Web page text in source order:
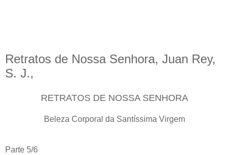
Retratos de Nossa Senhora, Juan Rey,
S. J.,
RETRATOS DE NOSSA SENHORA
Beleza Corporal da Santíssima Virgem
Parte 5/6